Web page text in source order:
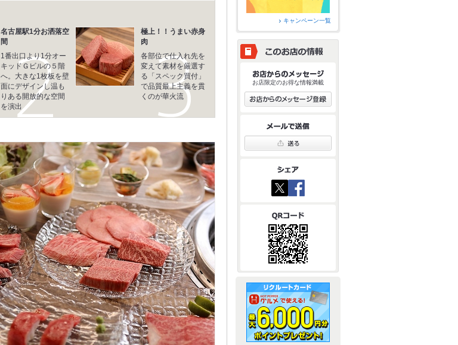
名古屋駅1分お洒落空
間
1番出口より1分オー
キッドＧビルの５階
へ。大きな1枚板を壁
面にデザインし温も
りある開放的な空間
を演出
極上！！うまい赤身
肉
各部位で仕入れ先を
変えて素材を厳選す
る「スペック買付」
で品質最上主義を貫
くのが華火流
キャンペーン一覧
お店限定のお得な情報満載